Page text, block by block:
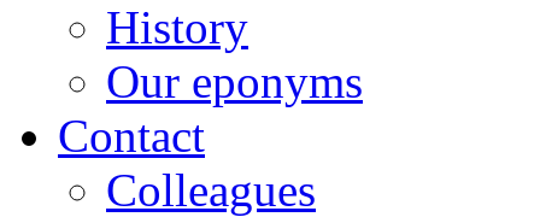
History
Our eponyms
Contact
Colleagues